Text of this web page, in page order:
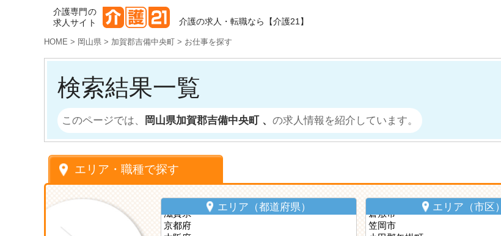
介護専門の
求人サイト
介護の求人・転職なら【介護21】
HOME > 岡山県 > 加賀郡吉備中央町 > お仕事を探す
検索結果一覧
このページでは、 岡山県加賀郡吉備中央町 、 の求人情報を紹介しています。
エリア・職種で探す
エリア（都道府県） エリア（市区）